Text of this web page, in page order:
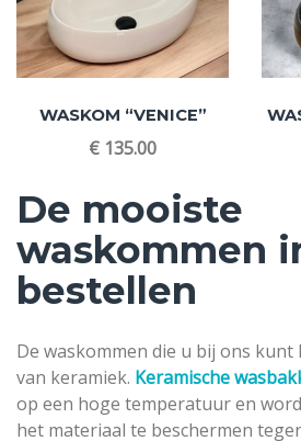
WASKOM “VENICE”
€ 135.00
De mooiste
waskommen
bestellen
De waskommen die u bij ons kunt
van keramiek. Keramische
op een hoge temperatuur en
het materiaal te beschermen